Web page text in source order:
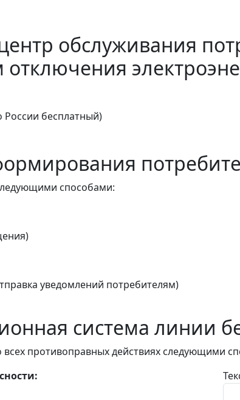
обслуживания
отключения
России бесплатный)
способами:
уведомлений потребителям)
система линии
противоправных действиях следующими